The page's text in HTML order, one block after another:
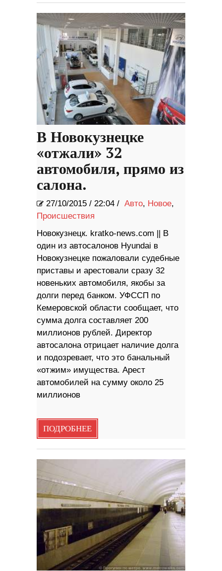
В Новокузнецке
«отжали» 32
автомобиля, прямо из
салона.
27/10/2015 / 22:04 / Авто, Новое,
Происшествия
Новокузнецк. kratko-news.com || В
один из автосалонов Hyundai в
Новокузнецке пожаловали судебные
приставы и арестовали сразу 32
новеньких автомобиля, якобы за
долги перед банком. УФССП по
Кемеровской области сообщает, что
сумма долга составляет 200
миллионов рублей. Директор
автосалона отрицает наличие долга
и подозревает, что это банальный
«отжим» имущества. Арест
автомобилей на сумму около 25
миллионов
ПОДРОБНЕЕ